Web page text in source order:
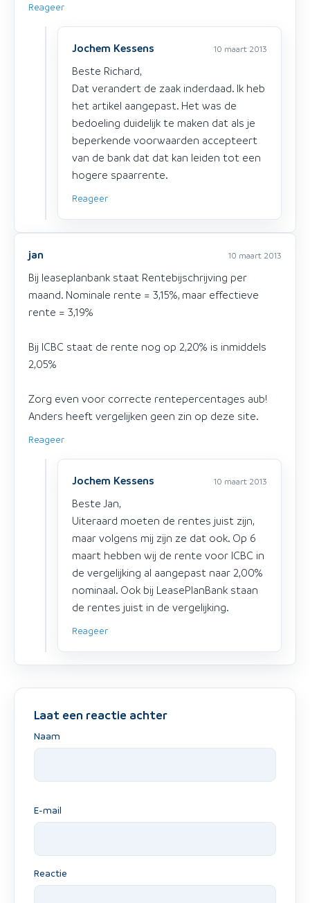
Reageer
Jochem Kessens 10 maart 2013
Beste Richard,
Dat verandert de zaak inderdaad. Ik heb
het artikel aangepast. Het was de
bedoeling duidelijk te maken dat als je
beperkende voorwaarden accepteert
van de bank dat dat kan leiden tot een
hogere spaarrente.
Reageer
jan 10 maart 2013
Bij leaseplanbank staat Rentebijschrijving per
maand. Nominale rente = 3,15%, maar effectieve
rente = 3,19%
Bij ICBC staat de rente nog op 2,20% is inmiddels
2,05%
Zorg even voor correcte rentepercentages aub!
Anders heeft vergelijken geen zin op deze site.
Reageer
Jochem Kessens 10 maart 2013
Beste Jan,
Uiteraard moeten de rentes juist zijn,
maar volgens mij zijn ze dat ook. Op 6
maart hebben wij de rente voor ICBC in
de vergelijking al aangepast naar 2,00%
nominaal. Ook bij LeasePlanBank staan
de rentes juist in de vergelijking.
Reageer
Laat een reactie achter
Naam
E-mail
Reactie